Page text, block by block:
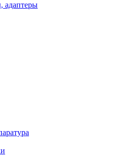
адаптеры